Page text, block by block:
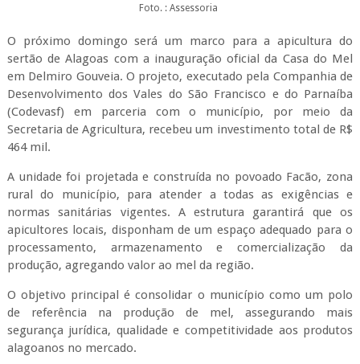
Foto. : Assessoria
O próximo domingo será um marco para a apicultura do
sertão de Alagoas com a inauguração oficial da Casa do Mel
em Delmiro Gouveia. O projeto, executado pela Companhia de
Desenvolvimento dos Vales do São Francisco e do Parnaíba
(Codevasf) em parceria com o município, por meio da
Secretaria de Agricultura, recebeu um investimento total de R$
464 mil.
A unidade foi projetada e construída no povoado Facão, zona
rural do município, para atender a todas as exigências e
normas sanitárias vigentes. A estrutura garantirá que os
apicultores locais, disponham de um espaço adequado para o
processamento, armazenamento e comercialização da
produção, agregando valor ao mel da região.
O objetivo principal é consolidar o município como um polo
de referência na produção de mel, assegurando mais
segurança jurídica, qualidade e competitividade aos produtos
alagoanos no mercado.